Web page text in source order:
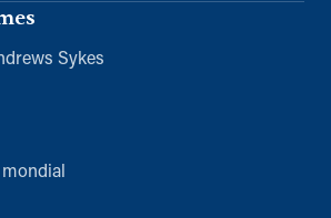
Sykes